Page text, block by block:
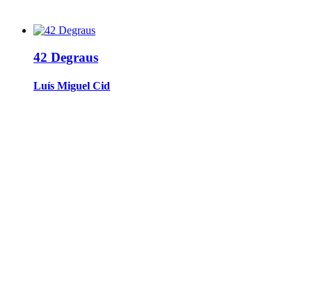
42 Degraus
Luís Miguel Cid